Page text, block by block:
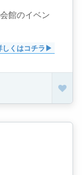
館のイベン
しくはコチラ